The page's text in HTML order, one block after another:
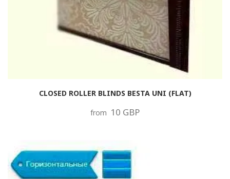
CLOSED ROLLER BLINDS BESTA UNI (FLAT)
from 10 GBP